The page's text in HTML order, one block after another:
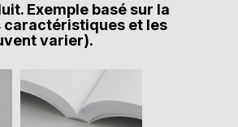
Exemple basé sur la
caractéristiques et les
varier).